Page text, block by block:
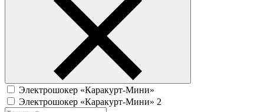
Электрошокер «Каракурт-Мини»
Электрошокер «Каракурт-Мини» 2